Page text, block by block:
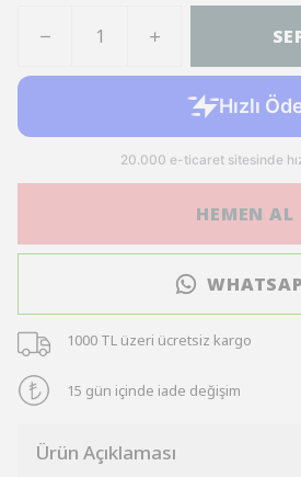
HEMEN AL
1000 TL üzeri ücretsiz kargo
15 gün içinde iade değişim
Ürün Açıklaması